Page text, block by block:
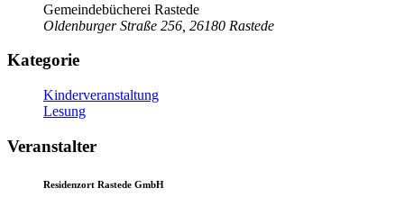
Gemeindebücherei Rastede
Oldenburger Straße 256, 26180 Rastede
Kategorie
Kinderveranstaltung
Lesung
Veranstalter
Residenzort Rastede GmbH